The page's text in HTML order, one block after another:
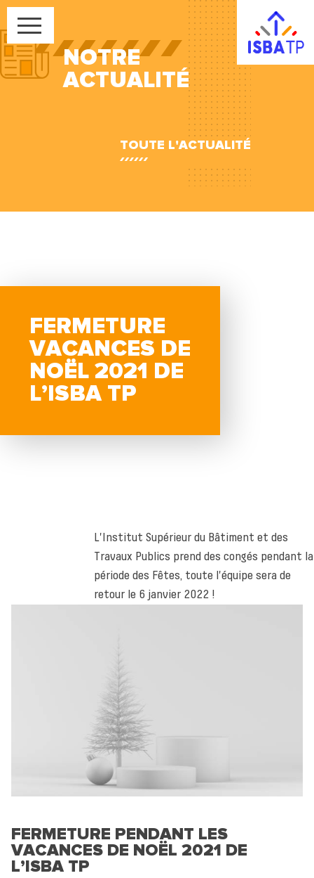
NOTRE
ACTUALITÉ
TOUTE L'ACTUALITÉ
FERMETURE
VACANCES DE
NOËL 2021 DE
L’ISBA TP
L'Institut Supérieur du Bâtiment et des
Travaux Publics prend des congés pendant la
période des Fêtes, toute l'équipe sera de
retour le 6 janvier 2022 !
FERMETURE PENDANT LES
VACANCES DE NOËL 2021 DE
L’ISBA TP